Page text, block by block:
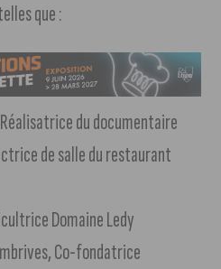
que :
du documentaire
de salle du restaurant
Domaine Ledy
Co-fondatrice